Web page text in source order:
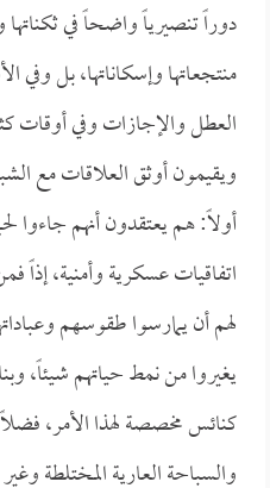
دوراً تنصيرياً واضحاً في
منتجعاتها وإسكاناتها، بل
العطل والإجازات وفي أوقات
ويقيمون أوثق العلاقات مع
أولاً: هم يعتقدون أنهم جاءوا
اتفاقيات عسكرية وأمنية، إذاً
لهم أن يمارسوا طقوسهم
يغيروا من نمط حياتهم شيئاً،
كنائس مخصصة لهذا الأمر،
والسباحة العارية المختلطة